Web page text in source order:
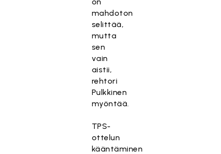
mahdoton
selittää,
mutta
sen
vain
aistii,
rehtori
Pulkkinen
myöntää.
TPS-
ottelun
kääntäminen